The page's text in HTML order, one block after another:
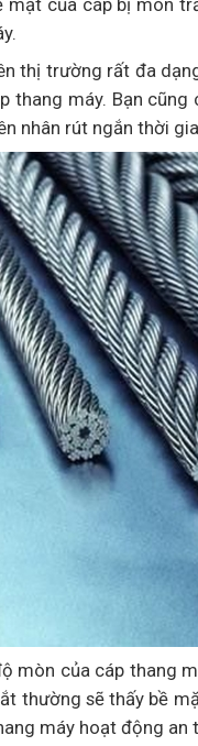
mặt của cáp bị mòn
thị trường rất đa
thang máy. Bạn
nhân rút ngắn thời
mòn của cáp thang
thường sẽ thấy bề
máy hoạt động an